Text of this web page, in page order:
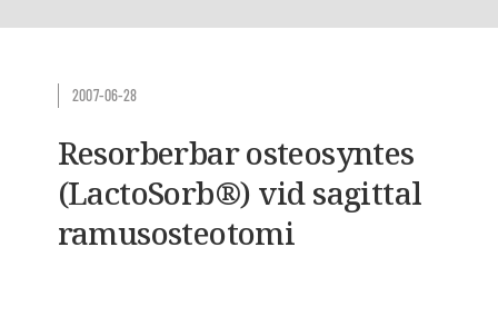
2007-06-28
Resorberbar osteosyntes
(LactoSorb®) vid sagittal
ramusosteotomi